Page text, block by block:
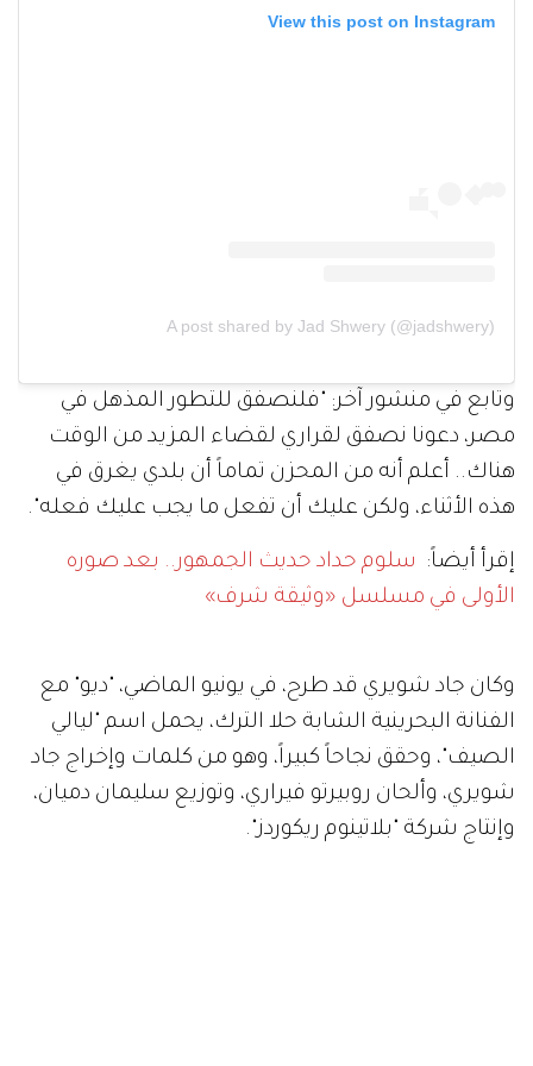
View this post on Instagram
A post shared by Jad Shwery (@jadshwery)
وتابع في منشور آخر: "فلنصفق للتطور المذهل في
مصر، دعونا نصفق لقراري لقضاء المزيد من الوقت
هناك.. أعلم أنه من المحزن تماماً أن بلدي يغرق في
هذه الأثناء، ولكن عليك أن تفعل ما يجب عليك فعله".
إقرأ أيضاً: سلوم حداد حديث الجمهور.. بعد صوره
الأولى في مسلسل «وثيقة شرف»
وكان جاد شويري قد طرح، في يونيو الماضي، "ديو" مع
الفنانة البحرينية الشابة حلا الترك، يحمل اسم "ليالي
الصيف"، وحقق نجاحاً كبيراً، وهو من كلمات وإخراج جاد
شويري، وألحان روبيرتو فيراري، وتوزيع سليمان دميان،
وإنتاج شركة "بلاتينوم ريكوردز".